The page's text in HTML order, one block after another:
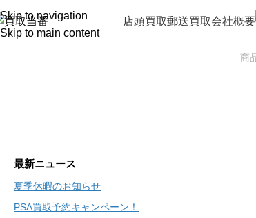
Skip to navigation
Skip to main content
店頭買取郵送買取会社概要
最新ニュース
夏季休暇のお知らせ
PSA買取予約キャンペーン！